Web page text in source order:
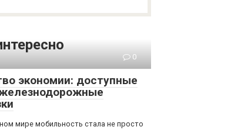
0
экономии: доступные
мире мобильность стала не просто